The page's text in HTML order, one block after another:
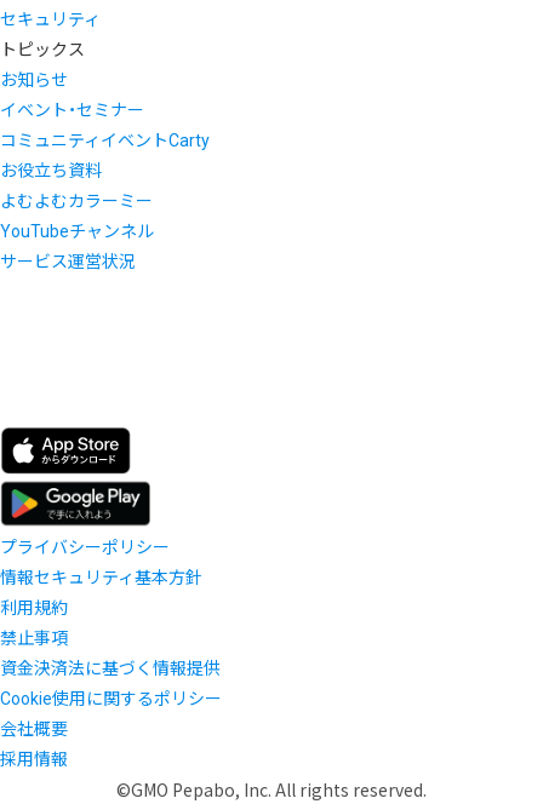
セキュリティ
トピックス
お知らせ
イベント・セミナー
コミュニティイベントCarty
お役立ち資料
よむよむカラーミー
YouTubeチャンネル
サービス運営状況
プライバシーポリシー
情報セキュリティ基本方針
利用規約
禁止事項
資金決済法に基づく情報提供
Cookie使用に関するポリシー
会社概要
採用情報
©GMO Pepabo, Inc. All rights reserved.